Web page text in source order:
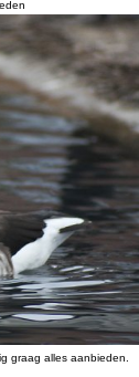
graag alles aanbieden.